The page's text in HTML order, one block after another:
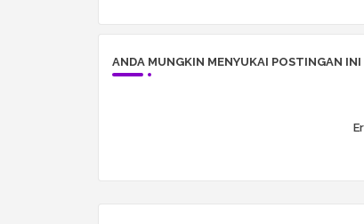
ANDA MUNGKIN MENYUKAI POSTINGAN INI